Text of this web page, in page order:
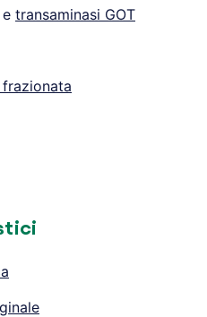
e transaminasi GOT